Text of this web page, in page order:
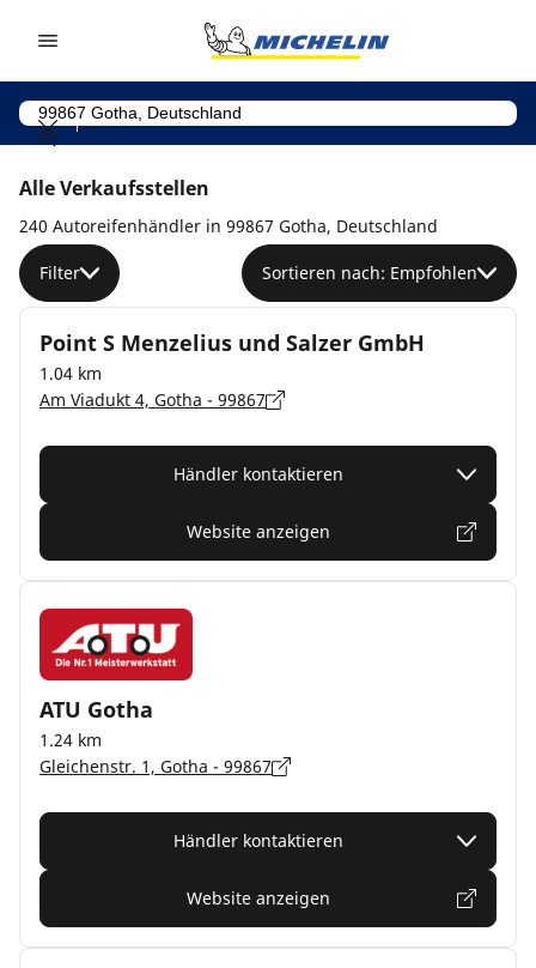
Alle Verkaufsstellen
240 Autoreifenhändler in 99867 Gotha, Deutschland
Filter Sortieren nach: Empfohlen
Point S Menzelius und Salzer GmbH
1.04 km
Am Viadukt 4, Gotha - 99867
Händler kontaktieren
Website anzeigen
ATU Gotha
1.24 km
Gleichenstr. 1, Gotha - 99867
Händler kontaktieren
Website anzeigen